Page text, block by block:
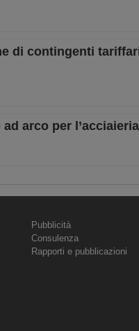
di contingenti
arco per
Pubblicità
Consulenza
Rapporti e pubblicazioni